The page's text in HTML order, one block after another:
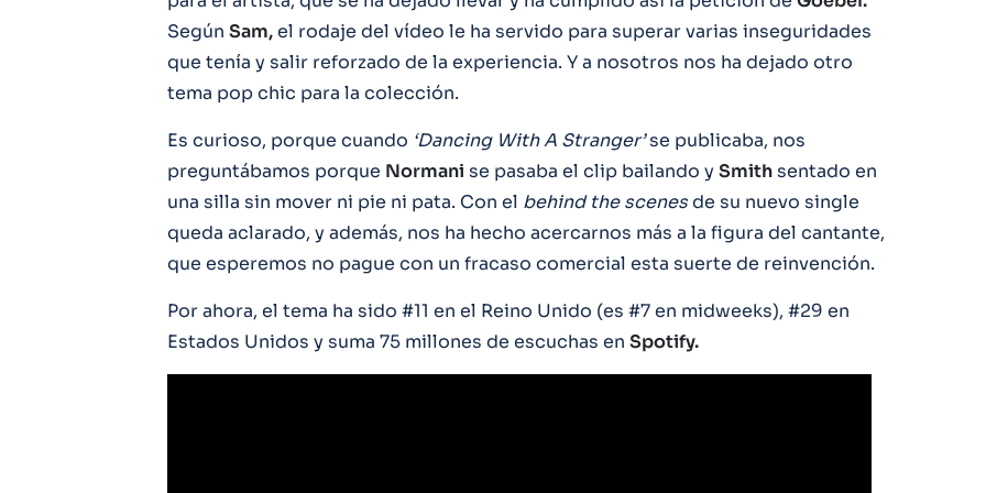
Según Sam,el rodaje del vídeo le ha servido para superar varias inseguridades
que tenía y salir reforzado de la experiencia. Y a nosotros nos ha dejado otro
tema pop chic para la colección.
Es curioso, porque cuando ‘Dancing With A Stranger’se publicaba, nos
preguntábamos porque Normani se pasaba el clip bailando y Smithsentado en
una silla sin mover ni pie ni pata. Con el behind the scenesde su nuevo single
queda aclarado, y además, nos ha hecho acercarnos más a la figura del cantante,
que esperemos no pague con un fracaso comercial esta suerte de reinvención.
Por ahora, el tema ha sido #11 en el Reino Unido (es #7 en midweeks), #29 en
Estados Unidos y suma 75 millones de escuchas en Spotify.